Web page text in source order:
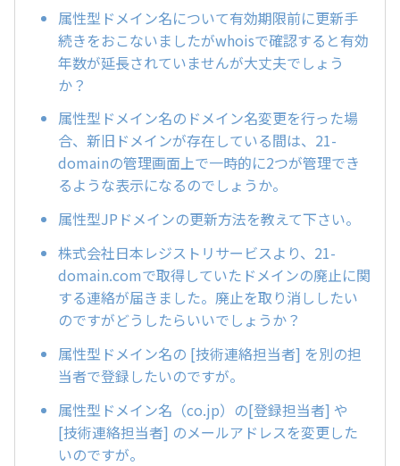
属性型ドメイン名について有効期限前に更新手
続きをおこないましたがwhoisで確認すると有効
年数が延長されていませんが大丈夫でしょう
か？
属性型ドメイン名のドメイン名変更を行った場
合、新旧ドメインが存在している間は、21-
domainの管理画面上で一時的に2つが管理でき
るような表示になるのでしょうか。
属性型JPドメインの更新方法を教えて下さい。
株式会社日本レジストリサービスより、21-
domain.comで取得していたドメインの廃止に関
する連絡が届きました。廃止を取り消ししたい
のですがどうしたらいいでしょうか？
属性型ドメイン名の [技術連絡担当者] を別の担
当者で登録したいのですが。
属性型ドメイン名（co.jp）の[登録担当者] や
[技術連絡担当者] のメールアドレスを変更した
いのですが。